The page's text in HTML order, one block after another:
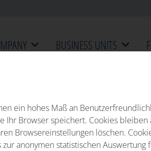
BUSINESS UNITS
ein hohes Maß an
Browser speichert. Cookies bleiben
Browsereinstellungen löschen.
anonymen statistischen Auswertung